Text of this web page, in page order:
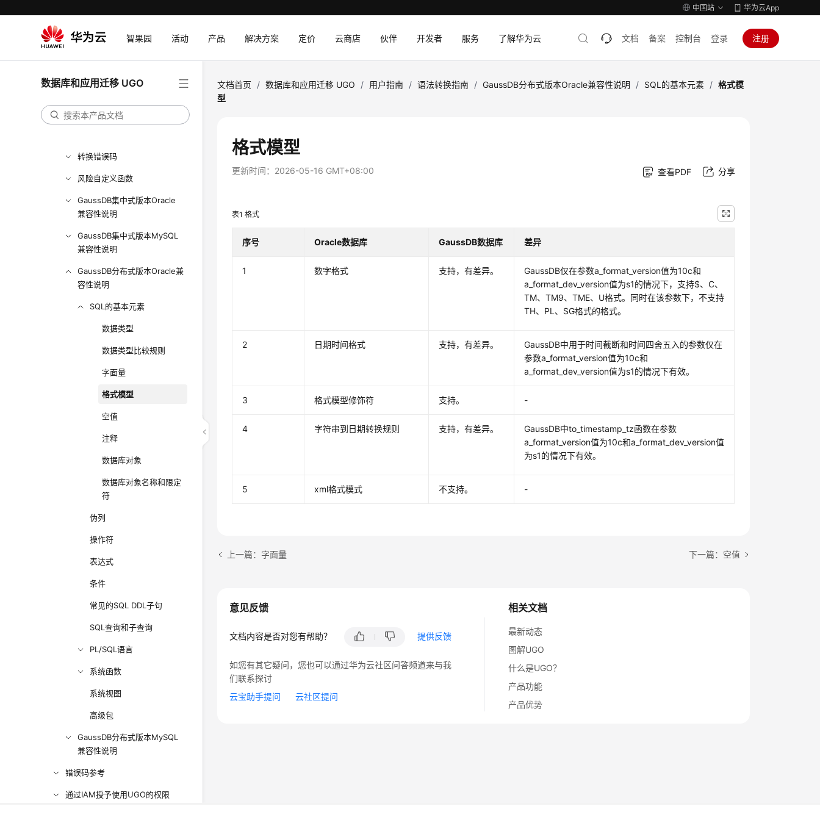
中国站 华为云App
智果园 活动 产品 解决方案 定价 云商店 伙伴 开发者 服务 了解华为云 文档 备案 控制台 登录 注册
数据库和应用迁移 UGO
GaussDB数据库准备
数据类型转换
转换错误码
风险自定义函数
GaussDB集中式版本Oracle
兼容性说明
GaussDB集中式版本MySQL
兼容性说明
GaussDB分布式版本Oracle兼
容性说明
SQL的基本元素
数据类型
数据类型比较规则
字面量
格式模型
空值
注释
数据库对象
数据库对象名称和限定
符
伪列
操作符
表达式
条件
常见的SQL DDL子句
SQL查询和子查询
PL/SQL语言
系统函数
系统视图
高级包
GaussDB分布式版本MySQL
兼容性说明
错误码参考
通过IAM授予使用UGO的权限
文档首页 / 数据库和应用迁移 UGO / 用户指南 / 语法转换指南 / GaussDB分布式版本Oracle兼容性说明 / SQL的基本元素 / 格式模
型
格式模型
更新时间： 2026-05-16 GMT+08:00 查看PDF 分享
表1格式
序号 Oracle数据库 GaussDB数据库 差异
1 数字格式 支持，有差异。
GaussDB仅在参数a_format_version值为10c和
a_format_dev_version值为s1的情况下，支持$、C、
TM、TM9、TME、U格式。同时在该参数下，不支持
TH、PL、SG格式的格式。
2 日期时间格式 支持，有差异。
GaussDB中用于时间截断和时间四舍五入的参数仅在
参数a_format_version值为10c和
a_format_dev_version值为s1的情况下有效。
3 格式模型修饰符 支持。 -
4 字符串到日期转换规则 支持，有差异。
GaussDB中to_timestamp_tz函数在参数
a_format_version值为10c和a_format_dev_version值
为s1的情况下有效。
5 xml格式模式 不支持。 -
上一篇：字面量 下一篇：空值
相关文档
最新动态
图解UGO
什么是UGO？
产品功能
产品优势
意见反馈
文档内容是否对您有帮助？ 提供反馈
如您有其它疑问，您也可以通过华为云社区问答频道来与我
们联系探讨
云宝助手提问
云社区提问